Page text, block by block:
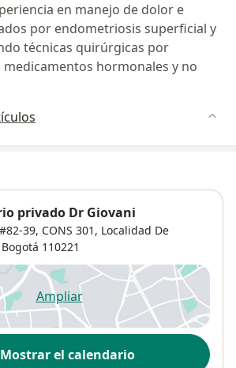
en manejo de dolor e
por endometriosis superficial y
técnicas quirúrgicas por
hormonales y no
privado Dr Giovani
39, CONS 301, Localidad De
Bogotá 110221
Ampliarse abre en una nueva
Mostrar el calendario